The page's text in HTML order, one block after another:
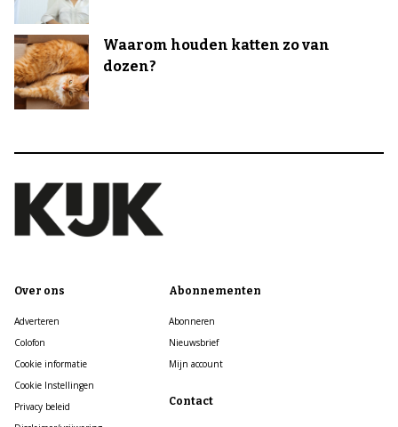
Waarom houden katten zo van
dozen?
Over ons
Adverteren
Colofon
Cookie informatie
Cookie Instellingen
Privacy beleid
Abonnementen
Abonneren
Nieuwsbrief
Mijn account
Contact